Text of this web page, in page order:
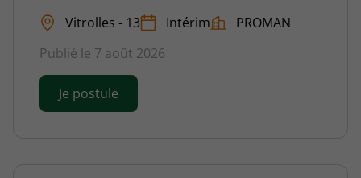
Vitrolles - 13 Intérim
PROMAN
Publié le 7 août 2026
Je postule